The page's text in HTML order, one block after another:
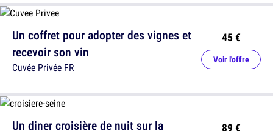
Un coffret pour adopter des vignes et
recevoir son vin
Cuvée Privée FR
45 €
Voir l'offre
Un diner croisière de nuit sur la 89 €